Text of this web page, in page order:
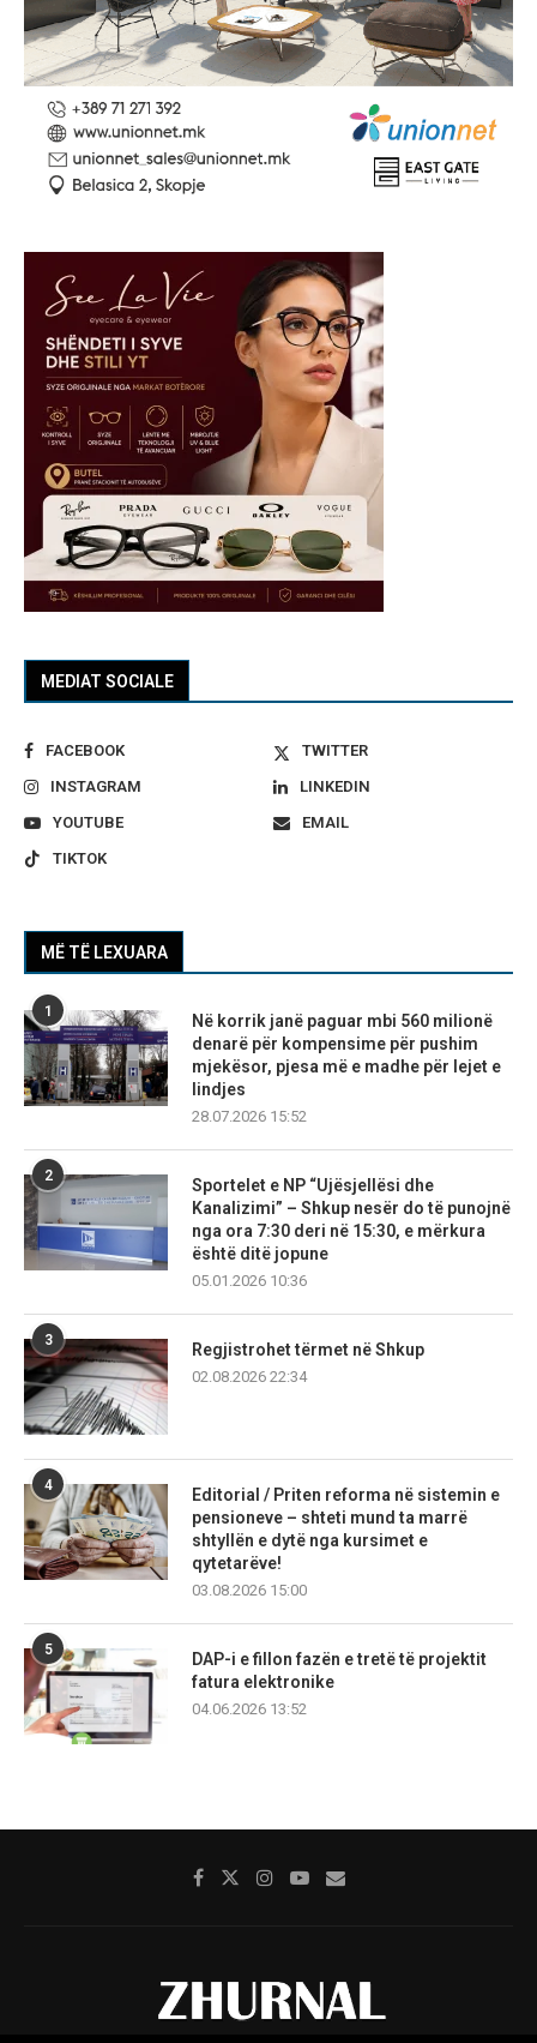
MEDIAT SOCIALE
FACEBOOK
TWITTER
INSTAGRAM
LINKEDIN
YOUTUBE
EMAIL
TIKTOK
MË TË LEXUARA
1
Në korrik janë paguar mbi 560 milionë
denarë për kompensime për pushim
mjekësor, pjesa më e madhe për lejet e
lindjes
28.07.2026 15:52
2
Sportelet e NP “Ujësjellësi dhe
Kanalizimi” – Shkup nesër do të punojnë
nga ora 7:30 deri në 15:30, e mërkura
është ditë jopune
05.01.2026 10:36
3
Regjistrohet tërmet në Shkup
02.08.2026 22:34
4
Editorial / Priten reforma në sistemin e
pensioneve – shteti mund ta marrë
shtyllën e dytë nga kursimet e
qytetarëve!
03.08.2026 15:00
5
DAP-i e fillon fazën e tretë të projektit
fatura elektronike
04.06.2026 13:52